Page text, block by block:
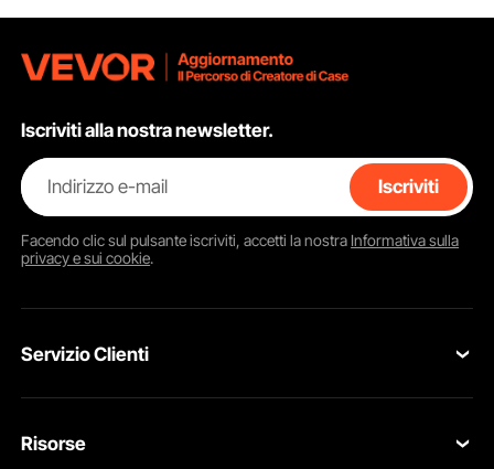
Iscriviti alla nostra newsletter.
Indirizzo e-mail Iscriviti
Facendo clic sul pulsanteiscriviti, accetti la nostra Informativa sulla
privacy e sui cookie.
Servizio Clienti
Resi & Cambi
Risorse